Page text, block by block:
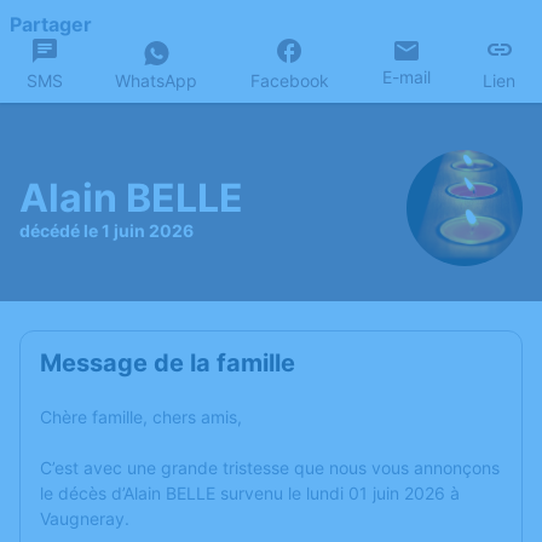
Partager
SMS WhatsApp Facebook E-mail Lien
Alain BELLE
décédé le 1 juin 2026
Message de la famille
Chère famille, chers amis,
C’est avec une grande tristesse que nous vous annonçons
le décès d’Alain BELLE survenu le lundi 01 juin 2026 à
Vaugneray.